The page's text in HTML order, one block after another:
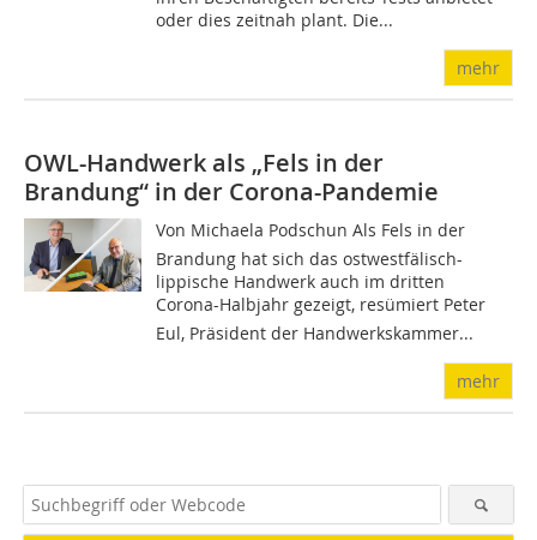
oder dies zeitnah plant. Die...
mehr
OWL-Handwerk als „Fels in der
Brandung“ in der Corona-Pandemie
Von Michaela Podschun Als Fels in der
Brandung hat sich das ostwestfälisch-
lippische Handwerk auch im dritten
Corona-Halbjahr gezeigt, resümiert Peter
Eul, Präsident der Handwerkskammer...
mehr